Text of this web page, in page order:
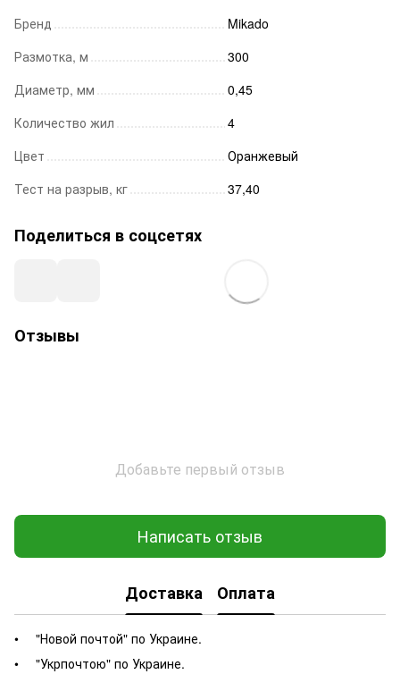
Бренд
Mikado
Размотка, м
300
Диаметр, мм
0,45
Количество жил
4
Цвет
Оранжевый
Тест на разрыв, кг
37,40
Поделиться в соцсетях
Отзывы
Добавьте первый отзыв
Написать отзыв
Доставка Оплата
"Новой почтой" по Украине.
"Укрпочтою" по Украине.